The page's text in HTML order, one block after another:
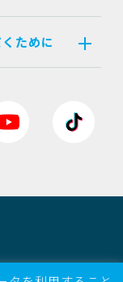
ために